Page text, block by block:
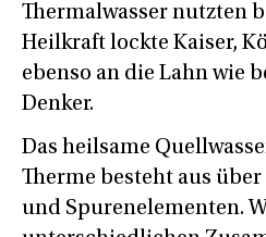
Thermalwasser nutzten
Heilkraft lockte Kaiser,
ebenso an die Lahn wie
Denker.
Das heilsame
Therme besteht aus
und Spurenelementen.